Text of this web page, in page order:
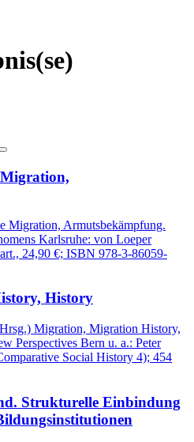
Migration, Armutsbekämpfung.
Karlsruhe: von Loeper
24,90 €; ISBN 978-3-86059-
History
Migration, Migration History,
Perspectives Bern u. a.: Peter
Social History 4); 454
Strukturelle Einbindung